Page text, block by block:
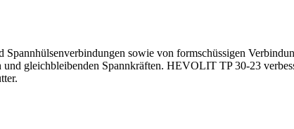
sowie von formschüssigen
gleichbleibenden Spannkräften. HEVOLIT TP 30-23